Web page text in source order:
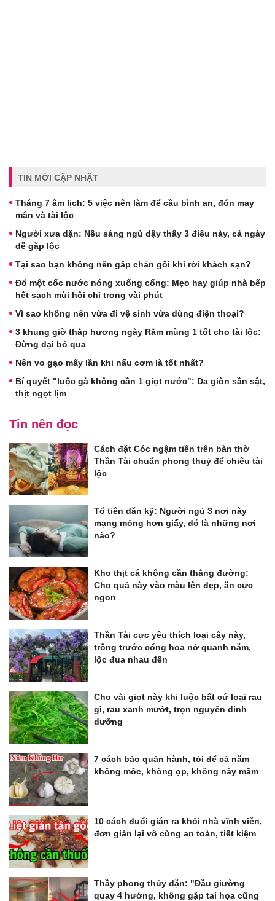
TIN MỚI CẬP NHẬT
Tháng 7 âm lịch: 5 việc nên làm để cầu bình an, đón may
mắn và tài lộc
Người xưa dặn: Nếu sáng ngủ dậy thấy 3 điều này, cả ngày
dễ gặp lộc
Tại sao bạn không nên gấp chăn gối khi rời khách sạn?
Đổ một cốc nước nóng xuống cống: Mẹo hay giúp nhà bếp
hết sạch mùi hôi chỉ trong vài phút
Vì sao không nên vừa đi vệ sinh vừa dùng điện thoại?
3 khung giờ thắp hương ngày Rằm mùng 1 tốt cho tài lộc:
Đừng dại bỏ qua
Nên vo gạo mấy lần khi nấu cơm là tốt nhất?
Bí quyết "luộc gà không cần 1 giọt nước": Da giòn sần sật,
thịt ngọt lịm
Tin nên đọc
Cách đặt Cóc ngậm tiền trên bàn thờ
Thần Tài chuẩn phong thuỷ để chiêu tài
lộc
Tổ tiên dăn kỹ: Người ngủ 3 nơi này
mạng mỏng hơn giấy, đó là những nơi
nào?
Kho thịt cá không cần thắng đường:
Cho quả này vào màu lên đẹp, ăn cực
ngon
Thần Tài cực yêu thích loại cây này,
trồng trước cổng hoa nở quanh năm,
lộc đua nhau đến
Cho vài giọt này khi luộc bất cứ loại rau
gì, rau xanh mướt, trọn nguyên dinh
dưỡng
7 cách bảo quản hành, tỏi để cả năm
không mốc, không ọp, không nảy mầm
10 cách đuổi gián ra khỏi nhà vĩnh viễn,
đơn giản lại vô cùng an toàn, tiết kiệm
Thầy phong thủy dặn: "Đầu giường
quay 4 hướng, không gặp tai họa cũng